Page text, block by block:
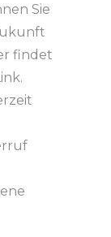
Sie
findet